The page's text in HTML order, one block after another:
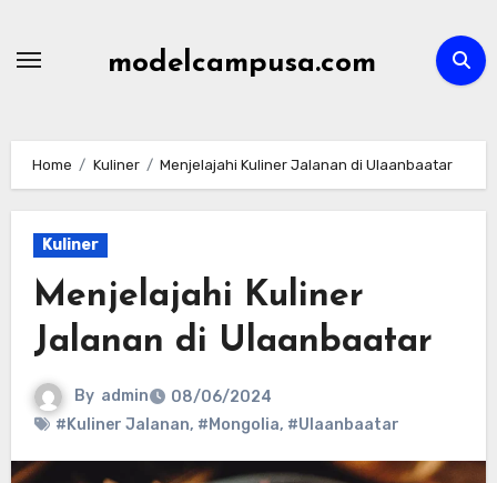
modelcampusa.com
Home Kuliner Menjelajahi Kuliner Jalanan di Ulaanbaatar
Kuliner
Menjelajahi Kuliner
Jalanan di Ulaanbaatar
By admin
08/06/2024
#Kuliner Jalanan, #Mongolia, #Ulaanbaatar